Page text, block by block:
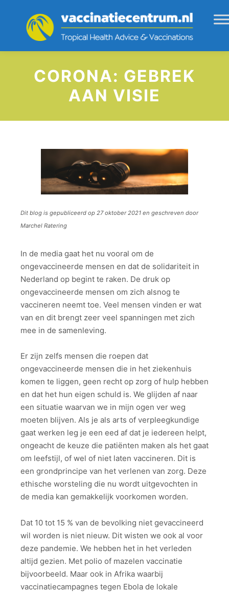
CORONA: GEBREK
AAN VISIE
Dit blog is gepubliceerd op 27 oktober 2021 en geschreven door
Marchel Ratering
In de media gaat het nu vooral om de
ongevaccineerde mensen en dat de solidariteit in
Nederland op begint te raken. De druk op
ongevaccineerde mensen om zich alsnog te
vaccineren neemt toe. Veel mensen vinden er wat
van en dit brengt zeer veel spanningen met zich
mee in de samenleving.
Er zijn zelfs mensen die roepen dat
ongevaccineerde mensen die in het ziekenhuis
komen te liggen, geen recht op zorg of hulp hebben
en dat het hun eigen schuld is. We glijden af naar
een situatie waarvan we in mijn ogen ver weg
moeten blijven. Als je als arts of verpleegkundige
gaat werken leg je een eed af dat je iedereen helpt,
ongeacht de keuze die patiënten maken als het gaat
om leefstijl, of wel of niet laten vaccineren. Dit is
een grondprincipe van het verlenen van zorg. Deze
ethische worsteling die nu wordt uitgevochten in
de media kan gemakkelijk voorkomen worden.
Dat 10 tot 15 % van de bevolking niet gevaccineerd
wil worden is niet nieuw. Dit wisten we ook al voor
deze pandemie. We hebben het in het verleden
altijd gezien. Met polio of mazelen vaccinatie
bijvoorbeeld. Maar ook in Afrika waarbij
vaccinatiecampagnes tegen Ebola de lokale